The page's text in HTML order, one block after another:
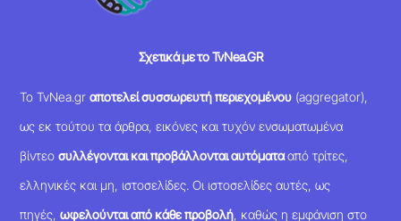
Σχετικά με το TvNea.GR
Το TvNea.grαποτελεί συσσωρευτή περιεχομένου (aggregator),
ως εκ τούτου τα άρθρα, εικόνες και τυχόν ενσωματωμένα
βίντεοσυλλέγονται και προβάλλονται αυτόματααπό τρίτες,
ελληνικές και μη, ιστοσελίδες. Οι ιστοσελίδες αυτές, ως
πηγές,ωφελούνται από κάθε προβολή , καθώς η εμφάνιση στο